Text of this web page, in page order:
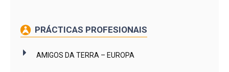
PRÁCTICAS PROFESIONAIS
AMIGOS DA TERRA – EUROPA